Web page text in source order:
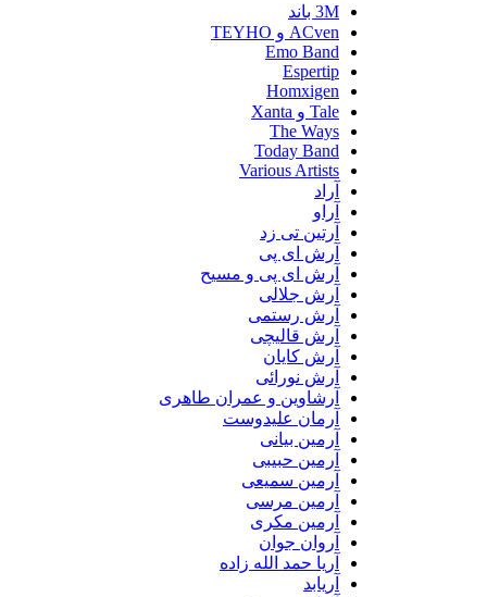
3M باند
ACven و TEYHO
Emo Band
Espertip
Homxigen
Tale و Xanta
The Ways
Today Band
Various Artists
آراد
آراو
آرتین تی زد
آرش ای پی
آرش ای پی و مسیح
آرش جلالی
آرش رستمی
آرش قالیچی
آرش کایان
آرش نورائی
آرشاوین و عمران طاهری
آرمان علیدوست
آرمین بیانی
آرمین حبیبی
آرمین سمیعی
آرمین مرسی
آرمین مکری
آروان جوان
آریا حمد الله زاده
آریابد